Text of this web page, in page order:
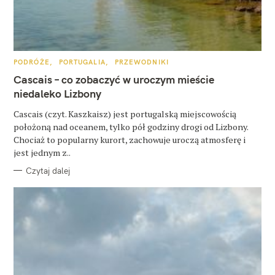
K
T
E
G
O
I
E
PODRÓŻE PORTUGALIA PRZEWODNIKI
Cascais – co zobaczyć w uroczym mieście
niedaleko Lizbony
Cascais (czyt. Kaszkaisz) jest portugalską miejscowością
położoną nad oceanem, tylko pół godziny drogi od Lizbony.
Chociaż to popularny kurort, zachowuje uroczą atmosferę i
jest jednym z..
Czytaj dalej